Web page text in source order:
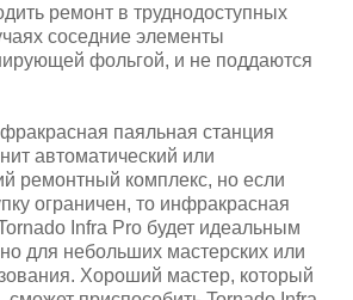
ремонт в труднодоступных
соседние элементы
фольгой, и не поддаются
паяльная станция
автоматический или
ремонтный комплекс, но если
ограничен, то инфракрасная
Infra Pro будет идеальным
для небольших мастерских или
Хороший мастер, который